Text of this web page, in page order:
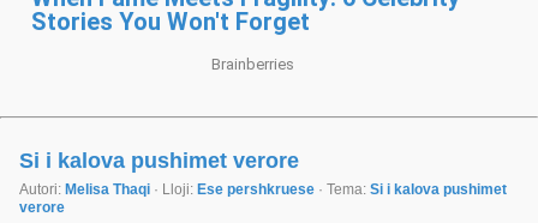
Si i kalova pushimet verore
Autori: Melisa Thaqi · Lloji: Ese pershkruese · Tema: Si i kalova pushimet
verore